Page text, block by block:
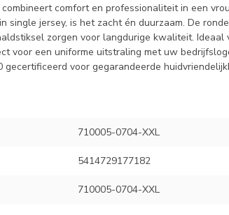
comfort en professionaliteit in een
single jersey, is het zacht én duurzaam. De
zorgen voor langdurige kwaliteit. Ideaal
voor een uniforme uitstraling met uw
gecertificeerd voor gegarandeerde
710005-0704-XXL
5414729177182
710005-0704-XXL